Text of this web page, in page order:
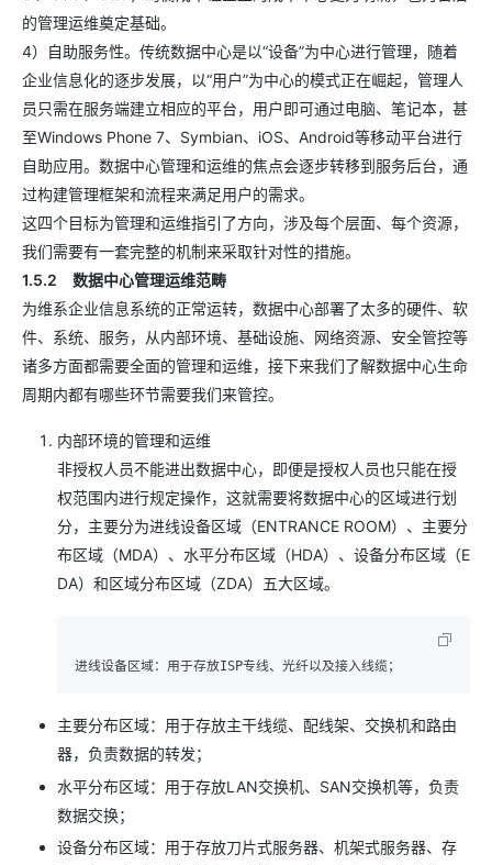
的管理运维奠定基础。
4）自助服务性。传统数据中心是以“设备”为中心进行管理，随着
企业信息化的逐步发展，以“用户”为中心的模式正在崛起，管理人
员只需在服务端建立相应的平台，用户即可通过电脑、笔记本，甚
至Windows Phone 7、Symbian、iOS、Android等移动平台进行
自助应用。数据中心管理和运维的焦点会逐步转移到服务后台，通
过构建管理框架和流程来满足用户的需求。
这四个目标为管理和运维指引了方向，涉及每个层面、每个资源，
我们需要有一套完整的机制来采取针对性的措施。
1.5.2 数据中心管理运维范畴
为维系企业信息系统的正常运转，数据中心部署了太多的硬件、软
件、系统、服务，从内部环境、基础设施、网络资源、安全管控等
诸多方面都需要全面的管理和运维，接下来我们了解数据中心生命
周期内都有哪些环节需要我们来管控。
内部环境的管理和运维
非授权人员不能进出数据中心，即便是授权人员也只能在授
权范围内进行规定操作，这就需要将数据中心的区域进行划
分，主要分为进线设备区域（ENTRANCE ROOM）、主要分
布区域（MDA）、水平分布区域（HDA）、设备分布区域（E
DA）和区域分布区域（ZDA）五大区域。
进线设备区域：用于存放ISP专线、光纤以及接入线缆；
主要分布区域：用于存放主干线缆、配线架、交换机和路由
器，负责数据的转发；
水平分布区域：用于存放LAN交换机、SAN交换机等，负责
数据交换；
设备分布区域：用于存放刀片式服务器、机架式服务器、存